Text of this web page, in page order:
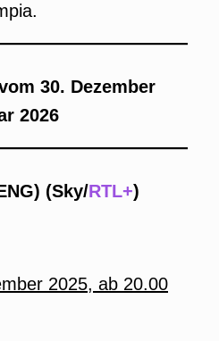
30. Dezember
2026
(Sky/RTL+)
2025, ab 20.00